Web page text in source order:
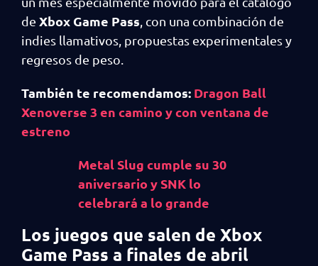
de Xbox Game Pass , con una combinación de
indies llamativos, propuestas experimentales y
regresos de peso.
También te recomendamos: Dragon Ball
Xenoverse 3 en camino y con ventana de
estreno
Metal Slug cumple su 30
aniversario y SNK lo
celebrará a lo grande
Los juegos que salen de Xbox
Game Pass a finales de abril